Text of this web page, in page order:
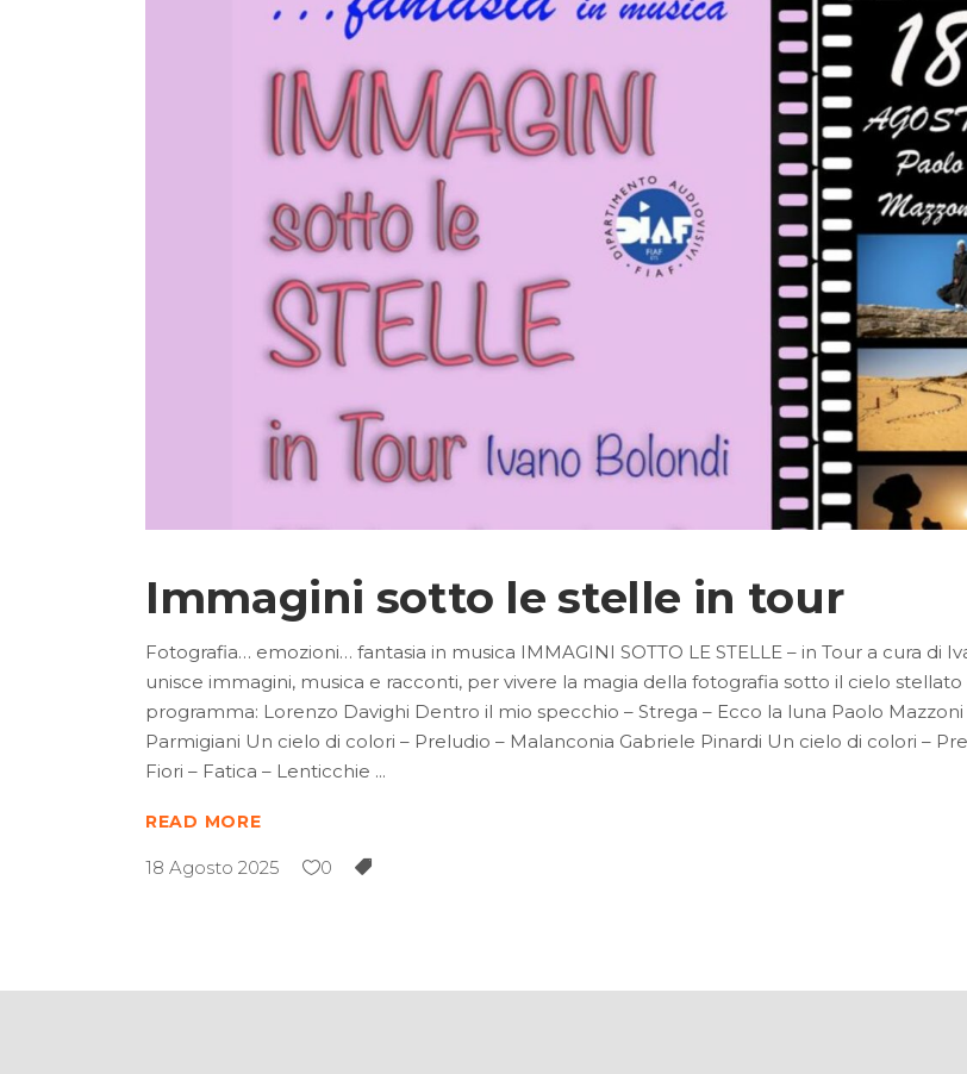
Immagini sotto le stelle in tour
Fotografia… emozioni… fantasia in musica IMMAGINI SOTTO LE STELLE – in Tour a cura di
unisce immagini, musica e racconti, per vivere la magia della fotografia sotto il cielo
programma: Lorenzo Davighi Dentro il mio specchio – Strega – Ecco la luna Paolo
Parmigiani Un cielo di colori – Preludio – Malanconia Gabriele Pinardi Un cielo di colori –
Fiori – Fatica – Lenticchie
READ MORE
18 Agosto 2025 0